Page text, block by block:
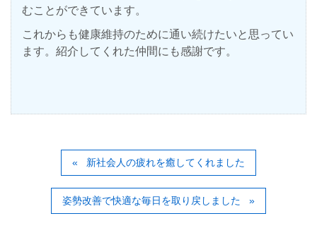
むことができています。
これからも健康維持のために通い続けたいと思ってい
ます。紹介してくれた仲間にも感謝です。
新社会人の疲れを癒してくれました
姿勢改善で快適な毎日を取り戻しました